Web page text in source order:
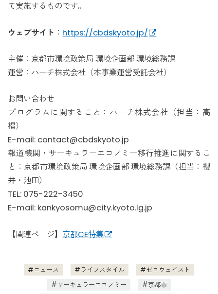
て実施するものです。
ウェブサイト ： https://cbdskyoto.jp/
主催：京都市環境政策局 環境企画部 環境総務課
運営：ハーチ株式会社（本事業運営受託会社）
お問い合わせ
プログラムに関すること：ハーチ株式会社（担当：高
椙）
E-mail: contact@cbdskyoto.jp
報道機関・サーキュラーエコノミー移行推進に関するこ
と：京都市環境政策局 環境企画部 環境総務課（担当：櫻
井・池田）
TEL: 075-222-3450
E-mail: kankyosomu@city.kyoto.lg.jp
【関連ページ】 京都CE特集
ニュース ライフスタイル
ゼロウェイスト
サーキュラーエコノミー
京都市